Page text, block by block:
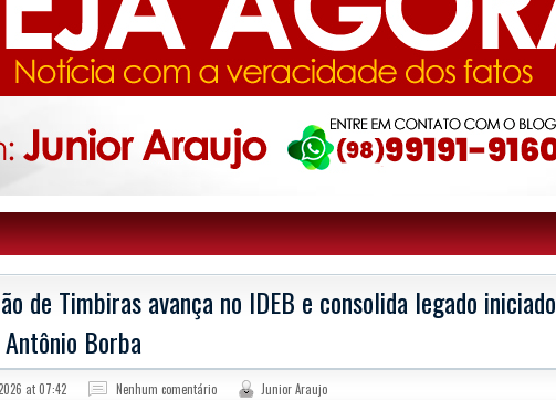
de Timbiras avança no IDEB e consolida legado iniciado
Borba
at 07:42 Nenhum comentário Junior Araujo